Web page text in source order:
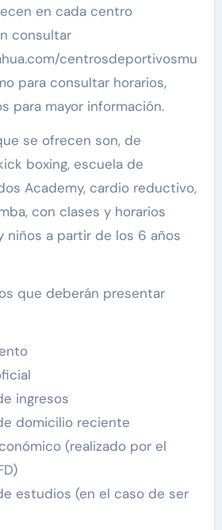
en cada centro
consultar
centrosdeportivosmu
para consultar horarios,
para mayor información.
se ofrecen son, de
boxing, escuela de
Academy, cardio reductivo,
con clases y horarios
niños a partir de los 6 años
que deberán presentar
ingresos
domicilio reciente
(realizado por el
estudios (en el caso de ser